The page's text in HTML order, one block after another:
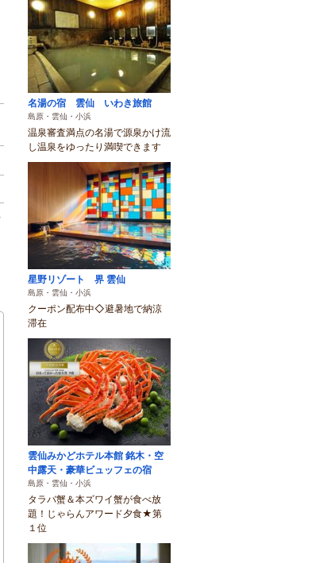
水 木
× ×
名湯の宿 雲仙 いわき旅館
島原・雲仙・小浜
温泉審査満点の名湯で源泉かけ流
し温泉をゆったり満喫できます
星野リゾート 界 雲仙
島原・雲仙・小浜
クーポン配布中◇避暑地で納涼
滞在
雲仙みかどホテル本館 銘木・空
中露天・豪華ビュッフェの宿
島原・雲仙・小浜
タラバ蟹＆本ズワイ蟹が食べ放
題！じゃらんアワード夕食★第
１位